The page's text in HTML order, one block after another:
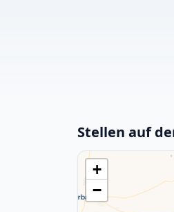
Stellen auf
+
−